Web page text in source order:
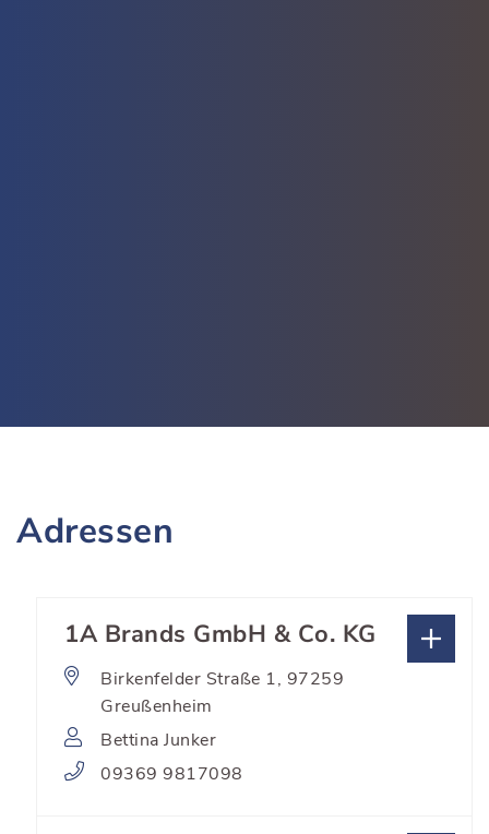
Adressen
1A Brands GmbH & Co. KG
Birkenfelder Straße 1, 97259
Greußenheim
Bettina Junker
09369 9817098